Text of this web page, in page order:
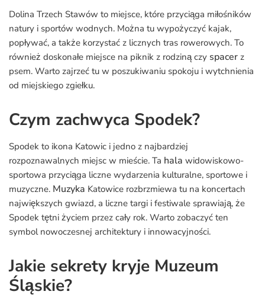
Dolina Trzech Stawów to miejsce, które przyciąga miłośników
natury i sportów wodnych. Można tu wypożyczyć kajak,
popływać, a także korzystać z licznych tras rowerowych. To
również doskonałe miejsce na piknik z rodziną czy spacer z
psem. Warto zajrzeć tu w poszukiwaniu spokoju i wytchnienia
od miejskiego zgiełku.
Czym zachwyca Spodek?
Spodek to ikona Katowic i jedno z najbardziej
rozpoznawalnych miejsc w mieście. Ta hala widowiskowo-
sportowa przyciąga liczne wydarzenia kulturalne, sportowe i
muzyczne. Muzyka Katowice rozbrzmiewa tu na koncertach
największych gwiazd, a liczne targi i festiwale sprawiają, że
Spodek tętni życiem przez cały rok. Warto zobaczyć ten
symbol nowoczesnej architektury i innowacyjności.
Jakie sekrety kryje Muzeum
Śląskie?